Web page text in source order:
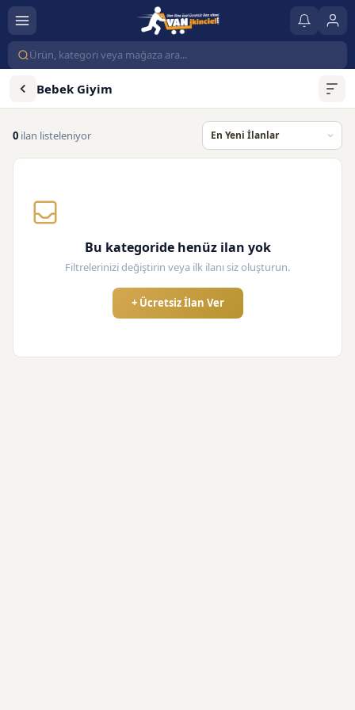
Bebek Giyim
0 ilan listeleniyor
Bu kategoride henüz ilan yok
Filtrelerinizi değiştirin veya ilk ilanı siz oluşturun.
+ Ücretsiz İlan Ver